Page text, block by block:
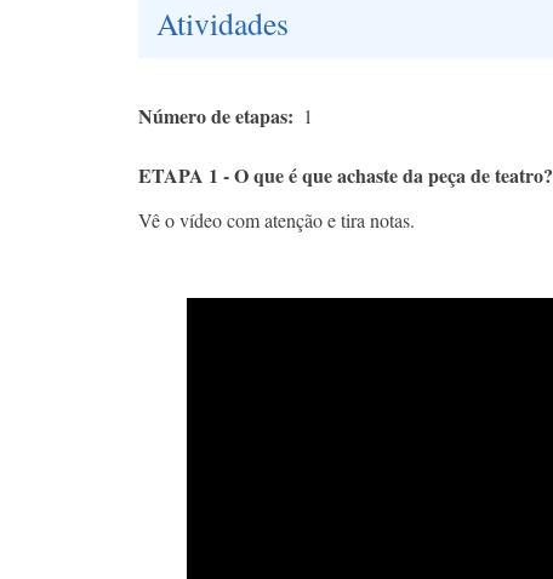
Atividades
Número de etapas 1
ETAPA 1 - O que é que achaste da peça de teatro?
Vê o vídeo com atenção e tira notas.